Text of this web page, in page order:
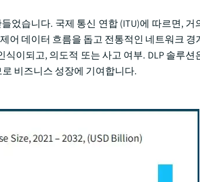
었습니다. 국제 통신 연합 (ITU)에 따르면, 거
어 데이터 흐름을 돕고 전통적인 네트워크
이되고, 의도적 또는 사고 여부. DLP 솔루션
비즈니스 성장에 기여합니다.